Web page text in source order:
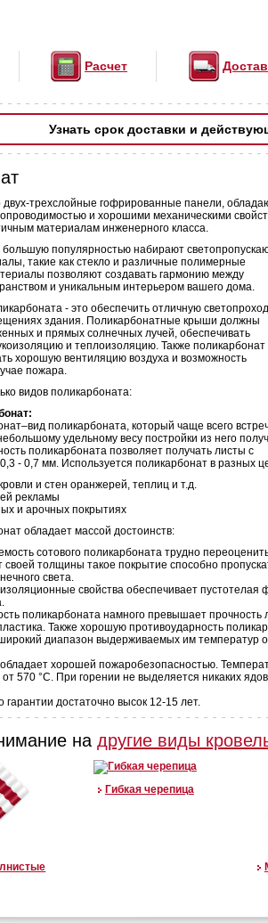
Расчет
Узнать срок доставки и
двух-трехслойные гофрированные панели,
и хорошими механическими
материалам инженерного класса.
популярностью набирают
такие как стекло и различные полимерные
позволяют создавать гармонию между
и уникальным интерьером вашего дома.
- это обеспечить отличную
здания. Поликарбонатные крыши должны
и прямых солнечных лучей, обеспечивать
и теплоизоляцию. Также поликарбонат
хорошую вентиляцию воздуха и возможность
пожара.
видов поликарбоната:
поликарбоната, который чаще всего
удельному весу постройки из него
поликарбоната позволяет получать листы с
- 0,7 мм. Используется поликарбонат в разных
и стен оранжерей, теплиц и т.д.
рекламы
и арочных покрытиях
обладает массой достоинств:
сотового поликарбоната трудно
своей толщины такое покрытие способно
света.
свойства обеспечивает пустотелая
поликарбоната намного превышает прочность
Также хорошую противоударность
диапазон выдерживаемых им температур
хорошей пожаробезопасностью.
от 570 °C. При горении не выделяется никаких
достаточно высок 12-15 лет.
на другие виды
Гибкая черепица